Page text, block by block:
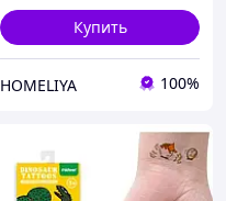
Купить
HOMELIYA 100%